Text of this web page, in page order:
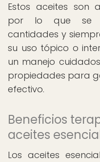
Estos aceites son
por lo que se
cantidades y
su uso tópico o
un manejo
propiedades para
efectivo.
Beneficios
aceites
Los aceites